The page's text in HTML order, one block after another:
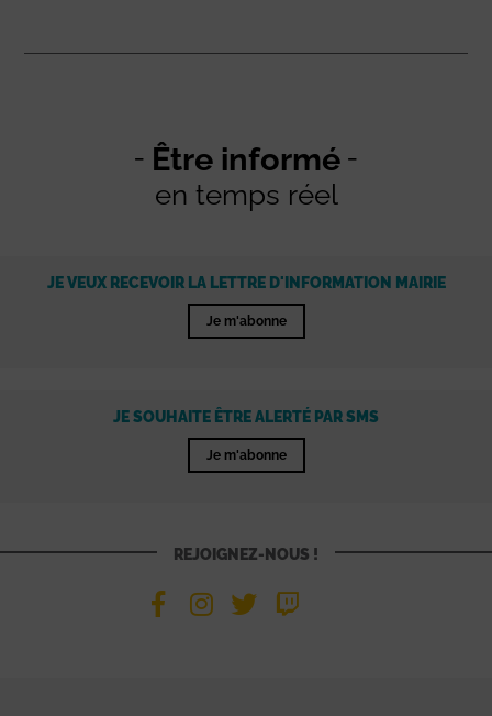
Être informé
en temps réel
JE VEUX RECEVOIR LA LETTRE D'INFORMATION MAIRIE
Je m'abonne
JE SOUHAITE ÊTRE ALERTÉ PAR SMS
Je m'abonne
REJOIGNEZ-NOUS !